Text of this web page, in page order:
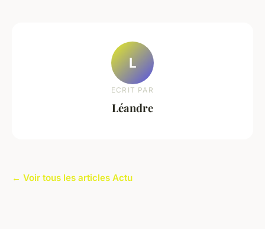
L
ECRIT PAR
Léandre
← Voir tous les articles Actu